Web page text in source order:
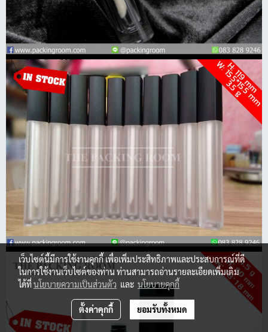
เว็บไซต์นี้มีการใช้งานคุกกี้ เพื่อเพิ่มประสิทธิภาพและประสบการณ์ที่ดี
ในการใช้งานเว็บไซต์ของท่าน ท่านสามารถอ่านรายละเอียดเพิ่มเติม
ได้ที่นโยบายความเป็นส่วนตัว และ นโยบายคุกกี้
ตั้งค่าคุกกี้ ยอมรับทั้งหมด